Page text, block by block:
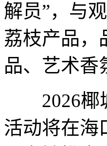
解员”，与
荔枝产品，
品、艺术香
2026椰城
活动将在海